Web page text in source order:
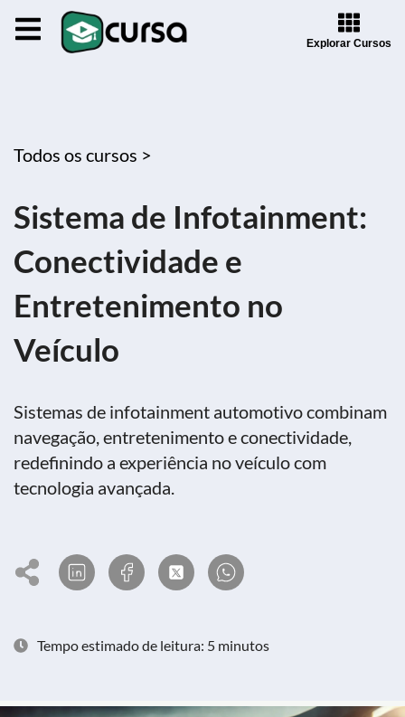
Explorar Cursos
Todos os cursos >
Sistema de Infotainment:
Conectividade e
Entretenimento no
Veículo
Sistemas de infotainment automotivo combinam
navegação, entretenimento e conectividade,
redefinindo a experiência no veículo com
tecnologia avançada. ​
Tempo estimado de leitura: 5 minutos